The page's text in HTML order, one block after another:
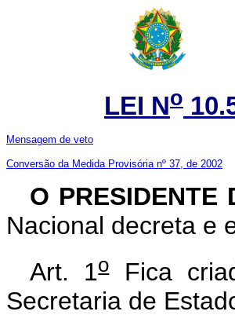
LEI No
Mensagem de veto
Conversão da Medida Provisória nº 37, de 2002
O
Nacional decreta e
Art. 1o
Fica
Secretaria de